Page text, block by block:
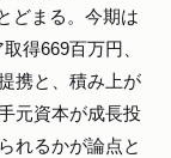
どまる。今期は
得669百万円、
携と、積み上が
元資本が成長投
れるかが論点と